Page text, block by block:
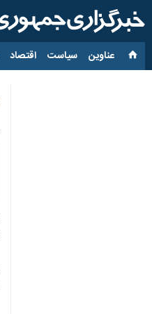
عناوین‌ سیاست اقتصاد